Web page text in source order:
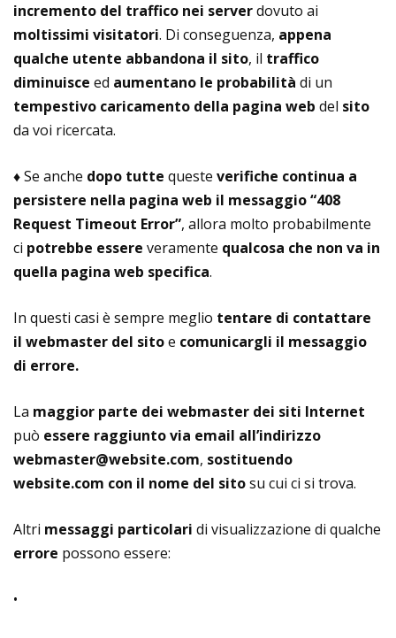
incremento del traffico nei serverdovuto ai
moltissimi visitatori. Di conseguenza, appena
qualche utente abbandona il sito, il traffico
diminuisce ed aumentano le probabilità di un
tempestivo caricamento della pagina web del sito
da voi ricercata.
♦ Se anche dopo tutte queste verifiche continua a
persistere nella pagina web il messaggio “408
Request Timeout Error”, allora molto probabilmente
ci potrebbe essere veramente qualcosa che non va in
quella pagina web specifica.
In questi casi è sempre meglio tentare di contattare
il webmaster del sitoe comunicargli il messaggio
di errore.
La maggior parte dei webmaster dei siti Internet
può essere raggiunto via email all’indirizzo
webmaster@website.com, sostituendo
website.com con il nome del sitosu cui ci si trova.
Altri messaggi particolari di visualizzazione di qualche
errore possono essere:
•